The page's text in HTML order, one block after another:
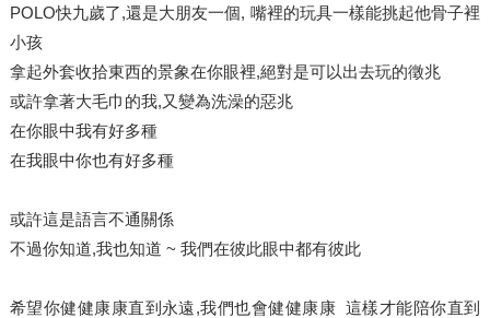
POLO快九歲了,還是大朋友一個, 嘴裡的玩具一樣能挑起他骨子裡
小孩
拿起外套收拾東西的景象在你眼裡,絕對是可以出去玩的徵兆
或許拿著大毛巾的我,又變為洗澡的惡兆
在你眼中我有好多種
在我眼中你也有好多種
或許這是語言不通關係
不過你知道,我也知道 ~ 我們在彼此眼中都有彼此
希望你健健康康直到永遠,我們也會健健康康 這樣才能陪你直到